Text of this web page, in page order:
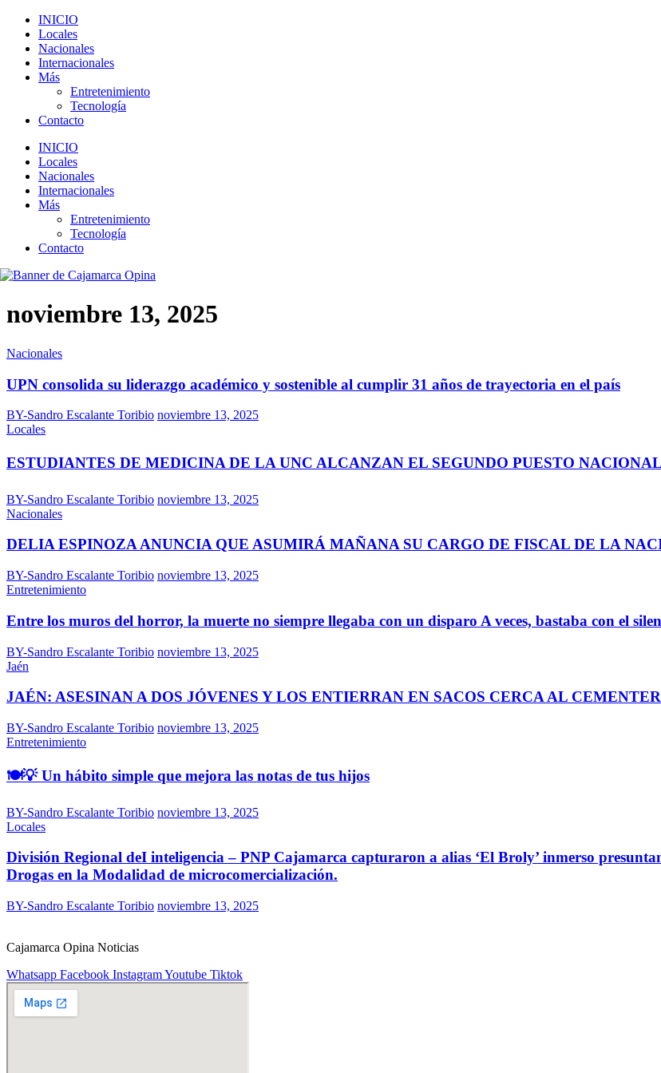
INICIO
Locales
Nacionales
Internacionales
Más
Entretenimiento
Tecnología
Contacto
INICIO
Locales
Nacionales
Internacionales
Más
Entretenimiento
Tecnología
Contacto
noviembre 13, 2025
Nacionales
UPN consolida su liderazgo académico y sostenible al cumplir 31 años de trayectoria en el país
BY-Sandro Escalante Toribio noviembre 13, 2025
Locales
ESTUDIANTES DE MEDICINA DE LA UNC ALCANZAN EL SEGUNDO PUESTO
BY-Sandro Escalante Toribio noviembre 13, 2025
Nacionales
DELIA ESPINOZA ANUNCIA QUE ASUMIRÁ MAÑANA SU CARGO DE FISCAL DE LA
BY-Sandro Escalante Toribio noviembre 13, 2025
Entretenimiento
Entre los muros del horror, la muerte no siempre llegaba con un disparo A veces, bastaba con el
BY-Sandro Escalante Toribio noviembre 13, 2025
Jaén
JAÉN: ASESINAN A DOS JÓVENES Y LOS ENTIERRAN EN SACOS CERCA AL
BY-Sandro Escalante Toribio noviembre 13, 2025
Entretenimiento
🍽️💡 Un hábito simple que mejora las notas de tus hijos
BY-Sandro Escalante Toribio noviembre 13, 2025
Locales
División Regional deI inteligencia – PNP Cajamarca capturaron a alias ‘El Broly’ inmerso
Drogas en la Modalidad de microcomercialización.
BY-Sandro Escalante Toribio noviembre 13, 2025
Cajamarca Opina Noticias
Whatsapp Facebook InstagramYoutube Tiktok